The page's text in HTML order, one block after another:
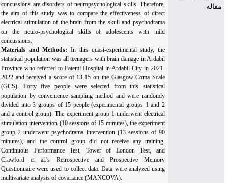
مقاله
concussions are disorders of neuropsychological skills. Therefore,
the aim of this study was to compare the effectiveness of direct
electrical stimulation of the brain from the skull and psychodrama
on the neuro-psychological skills of adolescents with mild
concussions.
Materials and Methods:In this quasi-experimental study, the
statistical population was all teenagers with brain damage in Ardabil
Province who referred to Fatemi Hospital in Ardabil City in 2021-
2022 and received a score of 13-15 on the Glasgow Coma Scale
(GCS).
Forty five people were selected from this statistical
population by convenience sampling method and were randomly
divided into 3 groups of 15 people (experimental groups 1 and 2
and a control group). Theexperiment group 1 underwent electrical
stimulation intervention (10 sessions of 15 minutes), the experiment
group 2 underwent psychodrama intervention (13 sessions of 90
minutes), and the control group did not receive any training.
Continuous Performance Test, Tower of London Test, and
Crawford et al.'s Retrospective and Prospective Memory
Questionnaire were used to collect data. Data were analyzed using
multivariate analysis of covariance (MANCOVA).